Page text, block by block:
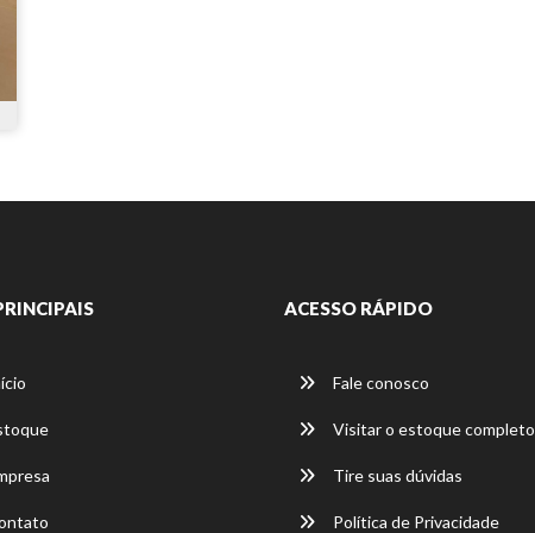
ACESSO RÁPIDO
Fale conosco
Visitar o estoque completo
Tire suas dúvidas
Política de Privacidade